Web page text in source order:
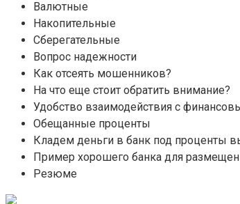
Валютные
Накопительные
Сберегательные
Вопрос надежности
Как отсеять мошенников?
На что еще стоит обратить внимание?
Удобство взаимодействия с
Обещанные проценты
Кладем деньги в банк под проценты
Пример хорошего банка для
Резюме